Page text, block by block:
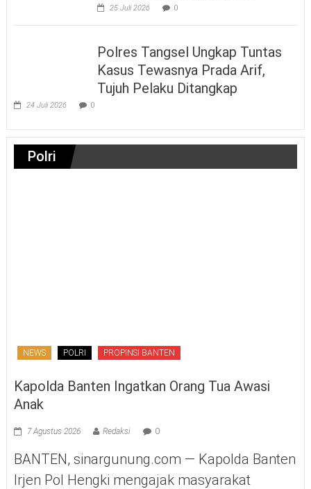
25 Juli 2026 0
Polres Tangsel Ungkap Tuntas
Kasus Tewasnya Prada Arif,
Tujuh Pelaku Ditangkap
24 Juli 2026 0
Polri
NEWS POLRI PROPINSI BANTEN
Kapolda Banten Ingatkan Orang Tua Awasi
Anak
7 Agustus 2026 Redaksi 0
BANTEN, sinargunung.com — Kapolda Banten
Irjen Pol Hengki mengajak masyarakat